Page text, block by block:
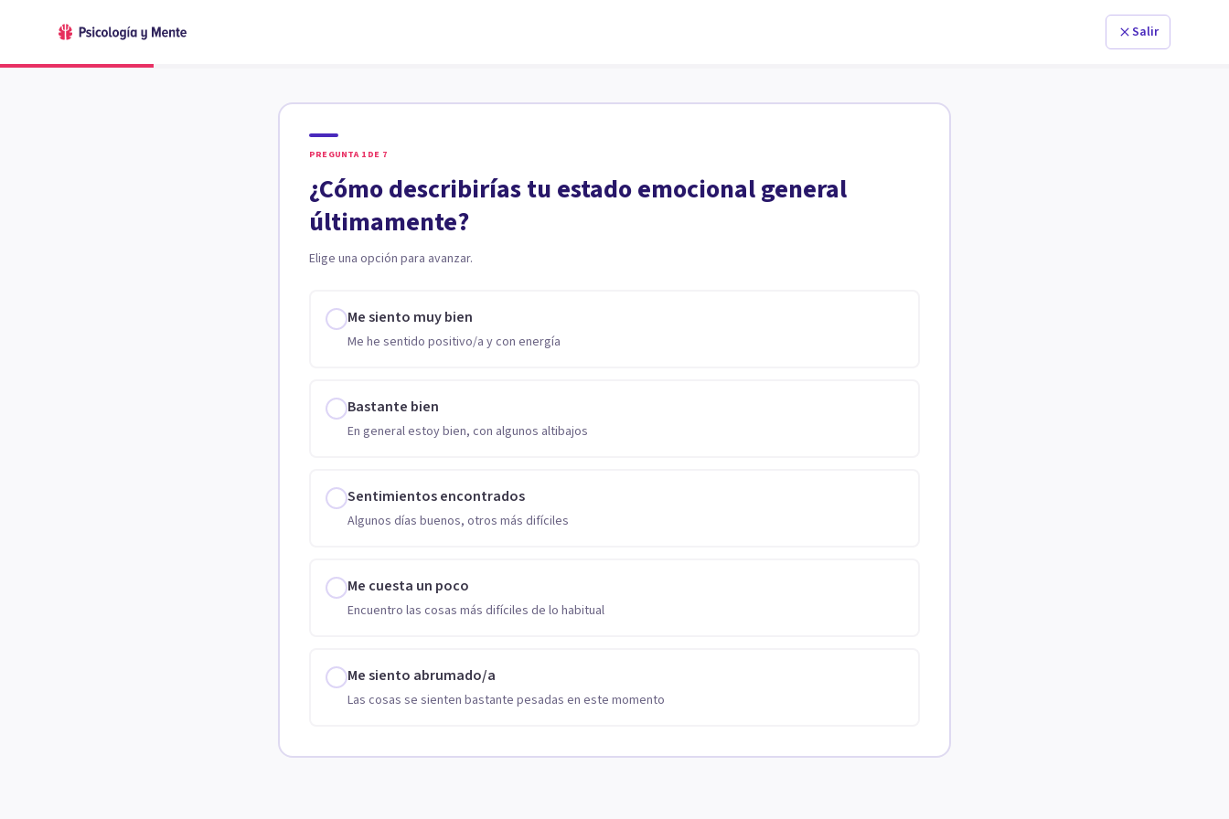
Salir
PREGUNTA 1 DE 7
¿Cómo describirías tu estado emocional general
últimamente?
Elige una opción para avanzar.
Me siento muy bien
Me he sentido positivo/a y con energía
Bastante bien
En general estoy bien, con algunos altibajos
Sentimientos encontrados
Algunos días buenos, otros más difíciles
Me cuesta un poco
Encuentro las cosas más difíciles de lo habitual
Me siento abrumado/a
Las cosas se sienten bastante pesadas en este momento